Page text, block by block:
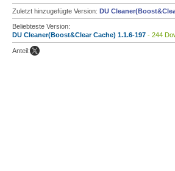
Zuletzt hinzugefügte Version: DU
Beliebteste Version:
DU Cleaner(Boost&Clear Cache) 1.1.6-197 - 244
Anteil: